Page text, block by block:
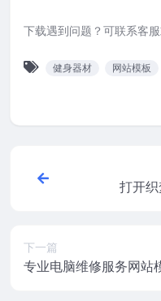
下载遇到问题？可联系客
健身器材 网站模板
打开
下一篇
专业电脑维修服务网站